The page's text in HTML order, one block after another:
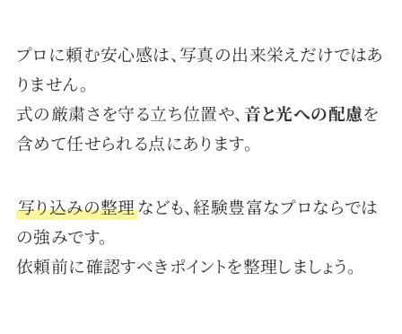
プロに頼む安心感は、写真の出来栄えだけではあ
りません。
式の厳粛さを守る立ち位置や、 音と光への配慮を
含めて任せられる点にあります。
写り込みの整理なども、経験豊富なプロならでは
の強みです。
依頼前に確認すべきポイントを整理しましょう。